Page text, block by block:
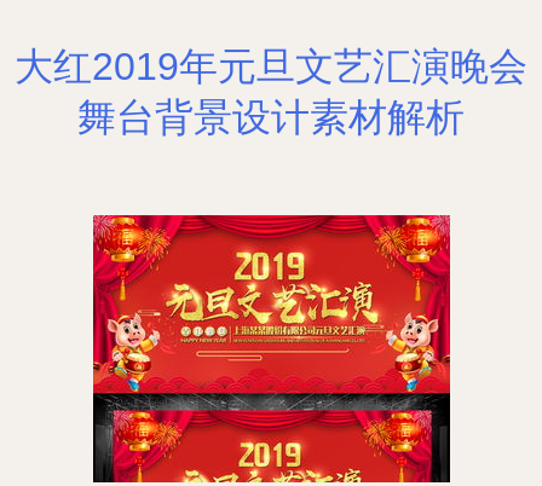
大红2019年元旦文艺汇演晚会
舞台背景设计素材解析